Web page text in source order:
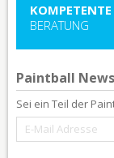
KOMPETENTE
BERATUNG
Paintball
Sei ein Teil der